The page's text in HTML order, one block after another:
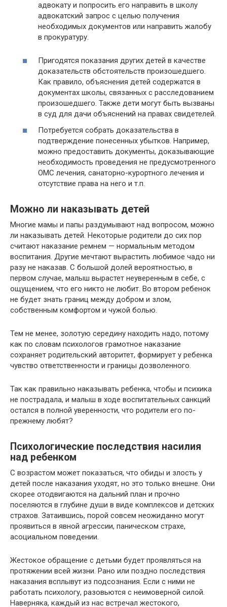
адвокату и попросить его направить в школу
адвокатский запрос с целью получения
необходимых документов или направить жалобу
в прокуратуру.
Пригодятся показания других детей в качестве
доказательств обстоятельств произошедшего.
Как правило, объяснения детей содержатся в
документах школы, связанных с расследованием
произошедшего. Также дети могут быть вызваны
в суд для дачи объяснений на правах свидетелей.
Потребуется собрать доказательства в
подтверждение понесенных убытков. Например,
можно предоставить документы, доказывающие
необходимость проведения не предусмотренного
ОМС лечения, санаторно-курортного лечения и
отсутствие права на него и т.п.
Можно ли наказывать детей
Многие мамы и папы раздумывают над вопросом, можно
ли наказывать детей. Некоторые родители до сих пор
считают наказание ремнем — нормальным методом
воспитания. Другие мечтают вырастить любимое чадо ни
разу не наказав. С большой долей вероятностью, в
первом случае, малыш вырастет неуверенным в себе, с
ощущением, что его никто не любит. Во втором ребенок
не будет знать границ между добром и злом,
собственным комфортом и чужой болью.
Тем не менее, золотую середину находить надо, потому
как по словам психологов грамотное наказание
сохраняет родительский авторитет, формирует у ребенка
чувство ответственности и границы дозволенного.
Так как правильно наказывать ребенка, чтобы и психика
не пострадала, и малыш в ходе воспитательных санкций
остался в полной уверенности, что родители его по-
прежнему любят?
Психологические последствия насилия
над ребенком
С возрастом может показаться, что обиды и злость у
детей после наказания уходят, но это только внешне. Они
скорее отодвигаются на дальний план и прочно
поселяются в глубине души в виде комплексов и детских
страхов. Затаившись, порой совсем неожиданно могут
проявиться в явной агрессии, паническом страхе,
асоциальном поведении.
Жестокое обращение с детьми будет проявляться на
протяжении всей жизни. Рано или поздно последствия
наказания всплывут из подсознания. Если с ними не
работать психологу, разовьются с неимоверной силой.
Наверняка, каждый из нас встречал жестокого,